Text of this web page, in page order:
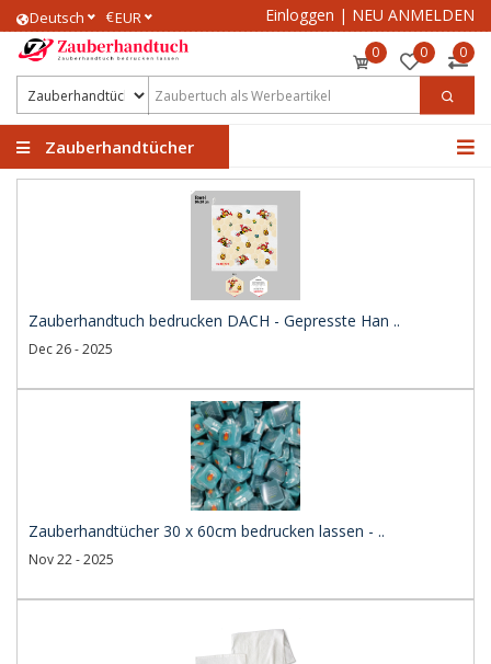
Deutsch €EUR Einloggen | NEU ANMELDEN
0 0 0
Zauberhandtücher
Zauberhandtuch bedrucken DACH - Gepresste Han ..
Dec 26 - 2025
Zauberhandtücher 30 x 60cm bedrucken lassen - ..
Nov 22 - 2025